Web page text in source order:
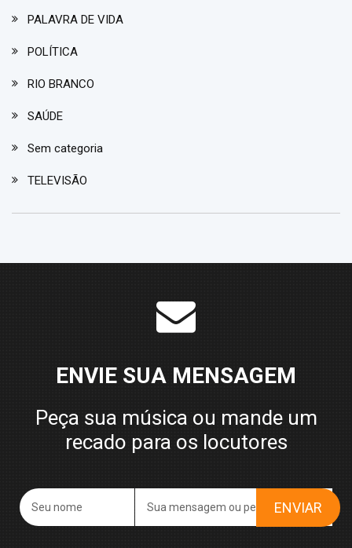
PALAVRA DE VIDA
POLÍTICA
RIO BRANCO
SAÚDE
Sem categoria
TELEVISÃO
ENVIE SUA MENSAGEM
Peça sua música ou mande um
recado para os locutores
ENVIAR